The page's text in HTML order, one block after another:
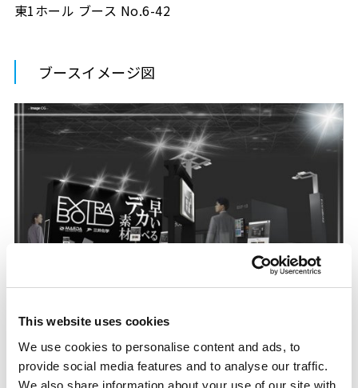
This website uses cookies
We use cookies to personalise content and ads, to
provide social media features and to analyse our traffic.
We also share information about your use of our site with
東1ホール ブース No.6-42
ブースイメージ図